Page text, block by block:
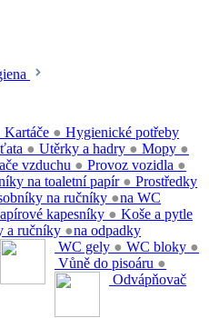
Kartáče ●
● Utěrky a hadry ● Mopy ●
vzduchu ● Provoz vozidla ●
Hygienické potřeby
na toaletní papír ●
na ručníky ●
kapesníky ●
a ručníky ●
Prostředky
na WC
WC gely ● WC bloky ●
Vůně do pisoáru ●
Koše a pytle
na odpadky
Odvápňovač